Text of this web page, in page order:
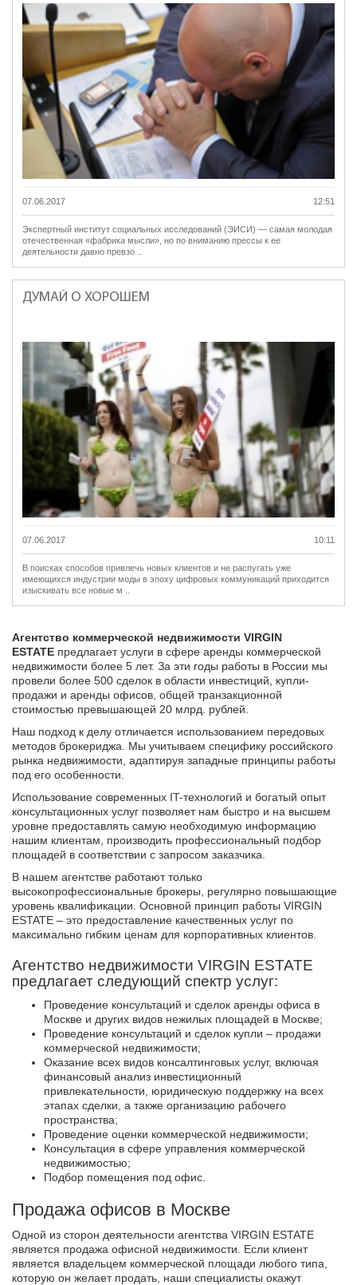
07.06.2017 12:51
Экспертный институт социальных исследований (ЭИСИ) — самая молодая
отечественная «фабрика мысли», но по вниманию прессы к ее
деятельности давно превзо ..
ДУМАЙ О ХОРОШЕМ
07.06.2017 10:11
В поисках способов привлечь новых клиентов и не распугать уже
имеющихся индустрии моды в эпоху цифровых коммуникаций приходится
изыскивать все новые м ..
Агентство коммерческой недвижимости VIRGIN
ESTATE предлагает услуги в сфере аренды коммерческой
недвижимости более 5 лет. За эти годы работы в России мы
провели более 500 сделок в области инвестиций, купли-
продажи и аренды офисов, общей транзакционной
стоимостью превышающей 20 млрд. рублей.
Наш подход к делу отличается использованием передовых
методов брокериджа. Мы учитываем специфику российского
рынка недвижимости, адаптируя западные принципы работы
под его особенности.
Использование современных IT-технологий и богатый опыт
консультационных услуг позволяет нам быстро и на высшем
уровне предоставлять самую необходимую информацию
нашим клиентам, производить профессиональный подбор
площадей в соответствии с запросом заказчика.
В нашем агентстве работают только
высокопрофессиональные брокеры, регулярно повышающие
уровень квалификации. Основной принцип работы VIRGIN
ESTATE – это предоставление качественных услуг по
максимально гибким ценам для корпоративных клиентов.
Агентство недвижимости VIRGIN ESTATE
предлагает следующий спектр услуг:
Проведение консультаций и сделок аренды офиса в
Москве и других видов нежилых площадей в Москве;
Проведение консультаций и сделок купли – продажи
коммерческой недвижимости;
Оказание всех видов консалтинговых услуг, включая
финансовый анализ инвестиционный
привлекательности, юридическую поддержку на всех
этапах сделки, а также организацию рабочего
пространства;
Проведение оценки коммерческой недвижимости;
Консультация в сфере управления коммерческой
недвижимостью;
Подбор помещения под офис.
Продажа офисов в Москве
Одной из сторон деятельности агентства VIRGIN ESTATE
является продажа офисной недвижимости. Если клиент
является владельцем коммерческой площади любого типа,
которую он желает продать, наши специалисты окажут